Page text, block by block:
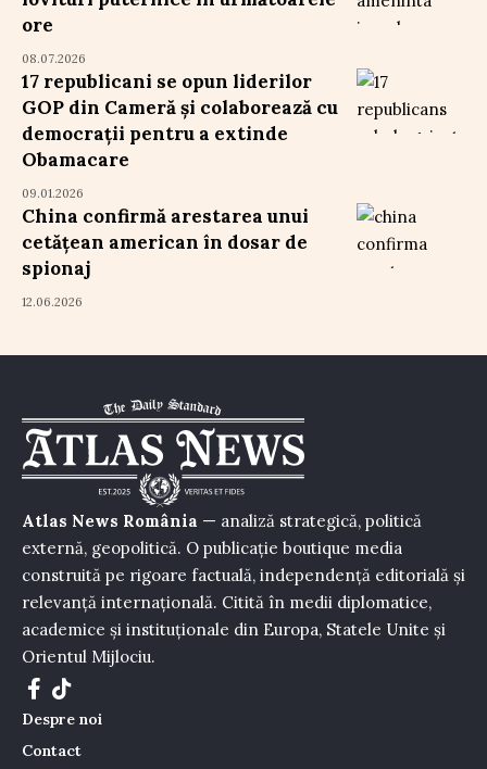
ore
08.07.2026
17 republicani se opun liderilor
GOP din Cameră și colaborează cu
democrații pentru a extinde
Obamacare
09.01.2026
China confirmă arestarea unui
cetățean american în dosar de
spionaj
12.06.2026
Atlas News România — analiză strategică, politică
externă, geopolitică. O publicație boutique media
construită pe rigoare factuală, independență editorială și
relevanță internațională. Citită în medii diplomatice,
academice și instituționale din Europa, Statele Unite și
Orientul Mijlociu.
Despre noi
Contact